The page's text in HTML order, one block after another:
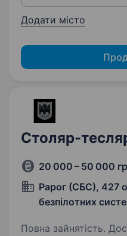
Додати місто
Столяр-
20 000 – 50 000
Рарог (СБС), 427
безпілотних
Повна зайнятість.